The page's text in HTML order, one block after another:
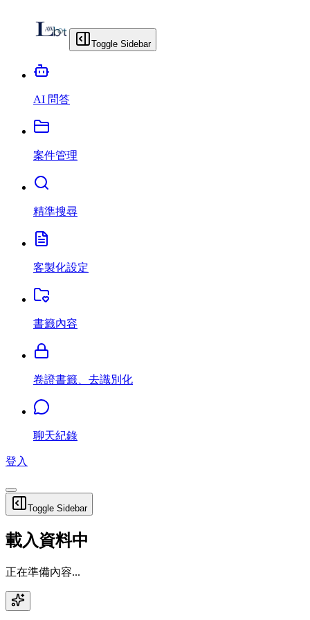
Toggle Sidebar
AI 問答
案件管理
精準搜尋
客製化設定
書籤內容
卷證書籤、去識別化
聊天紀錄
登入
Toggle Sidebar
載入資料中
正在準備內容...